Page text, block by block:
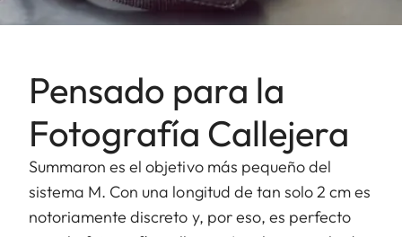
Pensado para la
Fotografía Callejera
Summaron es el objetivo más pequeño del
sistema M. Con una longitud de tan solo 2 cm es
notoriamente discreto y, por eso, es perfecto